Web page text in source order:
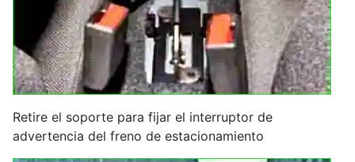
Retire el soporte para fijar el interruptor de
advertencia del freno de estacionamiento